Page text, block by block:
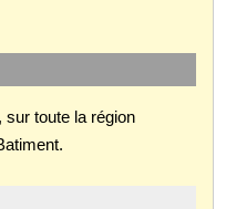
toute la région